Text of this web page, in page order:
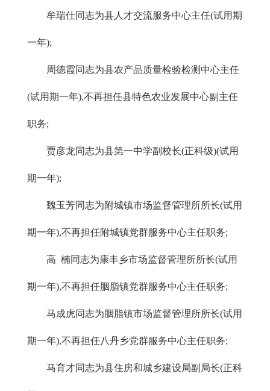
牟瑞仕同志为县人才交流服务中心主任(试用期
一年);
周德霞同志为县农产品质量检验检测中心主任
(试用期一年),不再担任县特色农业发展中心副主任
职务;
贾彦龙同志为县第一中学副校长(正科级)(试用
期一年);
魏玉芳同志为附城镇市场监督管理所所长(试用
期一年),不再担任附城镇党群服务中心主任职务;
高 楠同志为康丰乡市场监督管理所所长(试用
期一年),不再担任胭脂镇党群服务中心主任职务;
马成虎同志为胭脂镇市场监督管理所所长(试用
期一年),不再担任八丹乡党群服务中心主任职务;
马育才同志为县住房和城乡建设局副局长(正科